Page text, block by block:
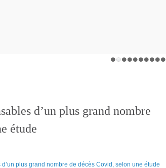
d’un plus grand nombre
étude